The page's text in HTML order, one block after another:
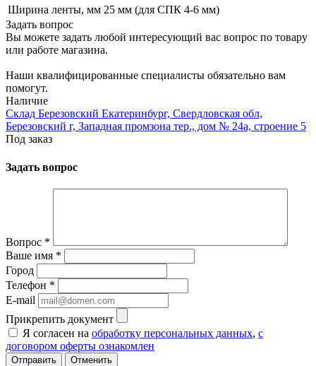
Ширина ленты, мм 25 мм (для СПК 4-6 мм)
Задать вопрос
Вы можете задать любой интересующий вас вопрос по товару
или работе магазина.
Наши квалифицированные специалисты обязательно вам
помогут.
Наличие
Склад Березовский Екатеринбург, Свердловская обл,
Березовский г, Западная промзона тер., дом № 24а, строение 5
Под заказ
Задать вопрос
Вопрос *
Ваше имя *
Город
Телефон *
E-mail
Прикрепить документ
Я согласен на обработку персональных данных, с
договором оферты ознакомлен
Отменить